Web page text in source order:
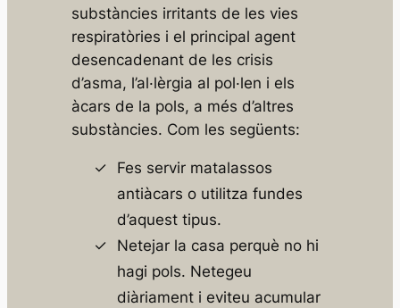
substàncies irritants de les vies
respiratòries i el principal agent
desencadenant de les crisis
d’asma, l’al·lèrgia al pol·len i els
àcars de la pols, a més d’altres
substàncies. Com les següents:
Fes servir matalassos
antiàcars o utilitza fundes
d’aquest tipus.
Netejar la casa perquè no hi
hagi pols. Netegeu
diàriament i eviteu acumular